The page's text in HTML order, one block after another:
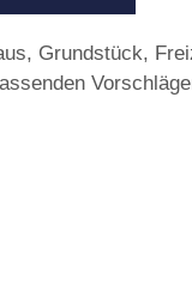
Grundstück,